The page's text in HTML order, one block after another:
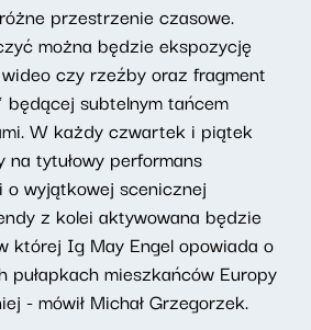
przestrzenie czasowe.
można będzie ekspozycję
czy rzeźby oraz fragment
będącej subtelnym tańcem
W każdy czwartek i piątek
tytułowy performans
wyjątkowej scenicznej
z kolei aktywowana będzie
której Ig May Engel opowiada o
pułapkach mieszkańców Europy
- mówił Michał Grzegorzek.